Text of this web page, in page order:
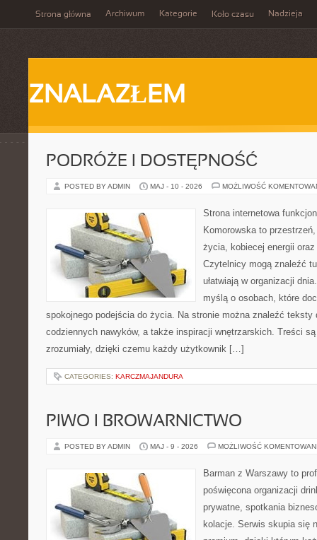
Strona główna Archiwum Kategorie Koło czasu Nadzieja
ZNALAZŁEM
PODRÓŻE I DOSTĘPNOŚĆ
POSTED BY ADMIN MAJ - 10 - 2026 MOŻLIWOŚĆ
Strona internetowa
Komorowska to
życia, kobiecej energii
Czytelnicy mogą znaleźć
ułatwiają w organizacji
myślą o osobach, które
spokojnego podejścia do życia. Na stronie można znaleźć
codziennych nawyków, a także inspiracji wnętrzarskich. Treści
zrozumiały, dzięki czemu każdy użytkownik […]
CATEGORIES: KARCZMAJANDURA
PIWO I BROWARNICTWO
POSTED BY ADMIN MAJ - 9 - 2026 MOŻLIWOŚĆ
Barman z Warszawy to
poświęcona organizacji
prywatne, spotkania
kolacje. Serwis skupia się